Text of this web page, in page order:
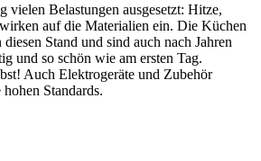
vielen Belastungen ausgesetzt: Hitze,
auf die Materialien ein. Die Küchen
Stand und sind auch nach Jahren
und so schön wie am ersten Tag.
Auch Elektrogeräte und Zubehör
Standards.